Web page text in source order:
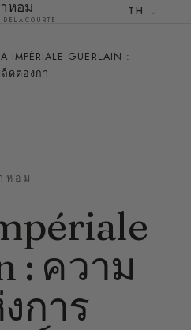
หอม TH
IMPÉRIALE GUERLAIN :
ดตองกา
หอม
: ความ
การ